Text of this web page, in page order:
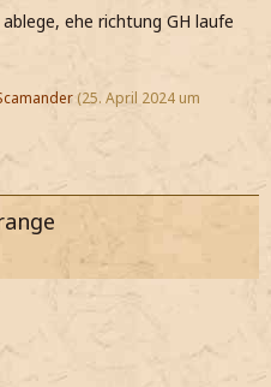
ehe richtung GH laufe
(25. April 2024 um